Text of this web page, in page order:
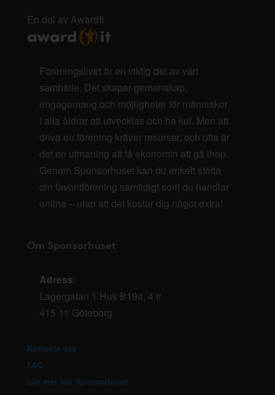
En del av AwardIt
Föreningslivet är en viktig del av vårt
samhälle. Det skapar gemenskap,
engagemang och möjligheter för människor
i alla åldrar att utvecklas och ha kul. Men att
driva en förening kräver resurser, och ofta är
det en utmaning att få ekonomin att gå ihop.
Genom Sponsorhuset kan du enkelt stötta
din favoritförening samtidigt som du handlar
online – utan att det kostar dig något extra!
Om Sponsorhuset
Adress:
Lagergatan 1 Hus B19a, 4 tr
415 11 Göteborg
Kontakta oss
FAQ
Läs mer om Sponsorhuset